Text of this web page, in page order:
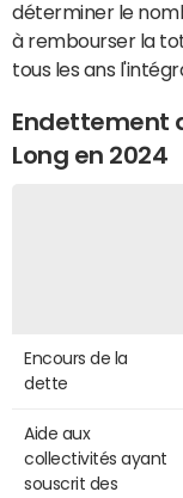
déterminer le
à rembourser la
tous les ans
Endettement
Long en 2024
Encours de la
dette
Aide aux
collectivités ayant
souscrit des